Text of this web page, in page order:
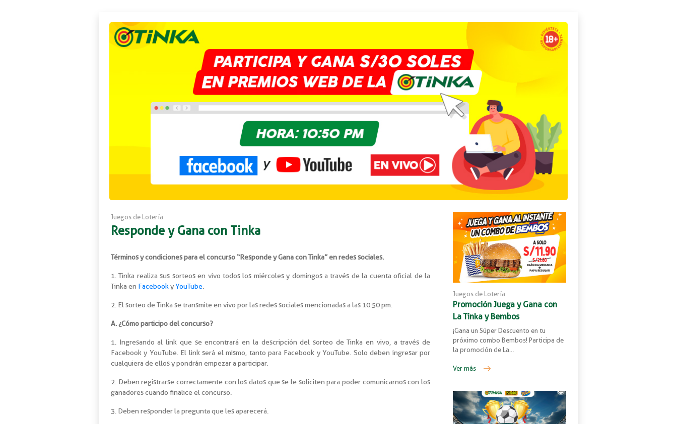
Juegos de Lotería
Responde y Gana con Tinka
Términos y condiciones para el concurso “Responde y Gana con Tinka” en redes sociales.
1. Tinka realiza sus sorteos en vivo todos los miércoles y domingos a través de la cuenta oficial de la
Tinka en Facebook yYouTube
2. El sorteo de Tinka se transmite en vivo por las redes sociales mencionadas a las 10:50 pm.
A. ¿Cómo participo del concurso?
1. Ingresando al link que se encontrará en la descripción del sorteo de Tinka en vivo, a través de
Facebook y YouTube. El link será el mismo, tanto para Facebook y YouTube. Solo deben ingresar por
cualquiera de ellos y pondrán empezar a participar.
2. Deben registrarse correctamente con los datos que se le soliciten para poder comunicarnos con los
ganadores cuando finalice el concurso.
3. Deben responder la pregunta que les aparecerá.
Juegos de Lotería
Promoción Juega y Gana con
La Tinka y Bembos
¡Gana un Súper Descuento en tu
próximo combo Bembos! Participa de
la promoción de La…
Ver más